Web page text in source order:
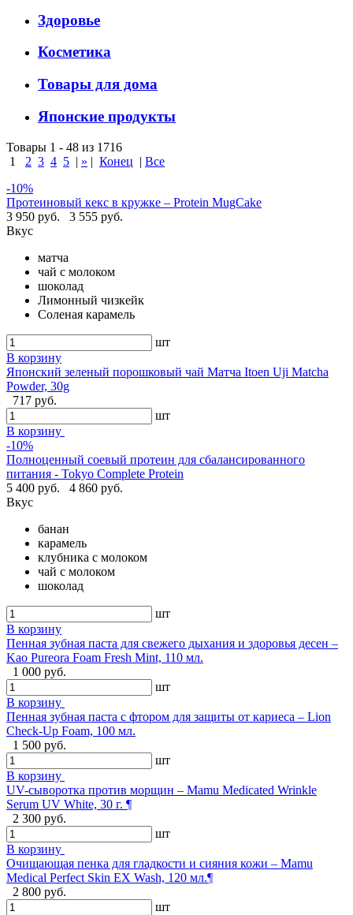
Здоровье
Косметика
Товары для дома
Японские продукты
Товары 1 - 48 из 1716
1
2 3 4 5 | » | Конец | Все
-10%
Протеиновый кекс в кружке – Protein MugCake
3 950 руб.
3 555 руб.
Вкус
матча
чай с молоком
шоколад
Лимонный чизкейк
Соленая карамель
шт
В корзину
Японский зеленый порошковый чай Матча Itoen Uji Matcha
Powder, 30g
717 руб.
шт
В корзину
-10%
Полноценный соевый протеин для сбалансированного
питания - Tokyo Complete Protein
5 400 руб.
4 860 руб.
Вкус
банан
карамель
клубника с молоком
чай с молоком
шоколад
шт
В корзину
Пенная зубная паста для свежего дыхания и здоровья десен –
Kao Pureora Foam Fresh Mint, 110 мл.
1 000 руб.
шт
В корзину
Пенная зубная паста с фтором для защиты от кариеса – Lion
Check-Up Foam, 100 мл.
1 500 руб.
шт
В корзину
UV-сыворотка против морщин – Mamu Medicated Wrinkle
Serum UV White, 30 г. ¶
2 300 руб.
шт
В корзину
Очищающая пенка для гладкости и сияния кожи – Mamu
Medical Perfect Skin EX Wash, 120 мл.¶
2 800 руб.
шт